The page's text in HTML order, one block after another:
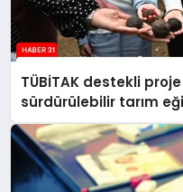
TÜBİTAK destekli
sürdürülebilir tarım